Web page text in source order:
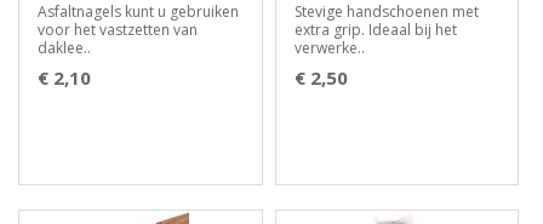
Asfaltnagels kunt u gebruiken
voor het vastzetten van
daklee..
€ 2,10
Stevige handschoenen met
extra grip. Ideaal bij het
verwerke..
€ 2,50